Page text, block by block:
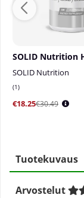
SOLID Nutrition
1
€18.25€30.49
Tuotekuvaus
Arvostelut